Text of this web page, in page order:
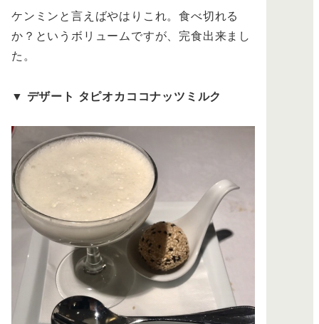
ケンミンと言えばやはりこれ。食べ切れる
か？というボリュームですが、完食出来まし
た。
▼ デザート タピオカココナッツミルク